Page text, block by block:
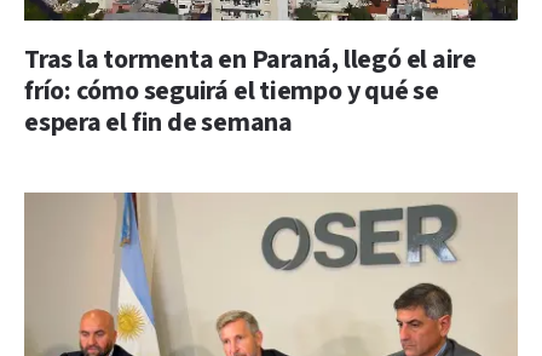
Tras la tormenta en Paraná, llegó el aire
frío: cómo seguirá el tiempo y qué se
espera el fin de semana